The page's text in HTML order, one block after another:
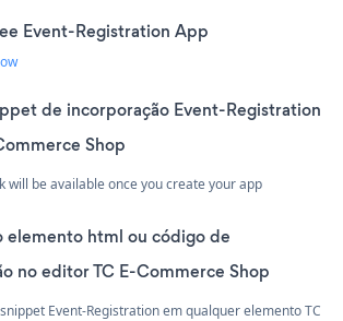
Event-Registration App
de incorporação Event-Registration
Shop
will be available once you create your app
elemento html ou código de
no editor TC E-Commerce Shop
Event-Registration em qualquer elemento TC